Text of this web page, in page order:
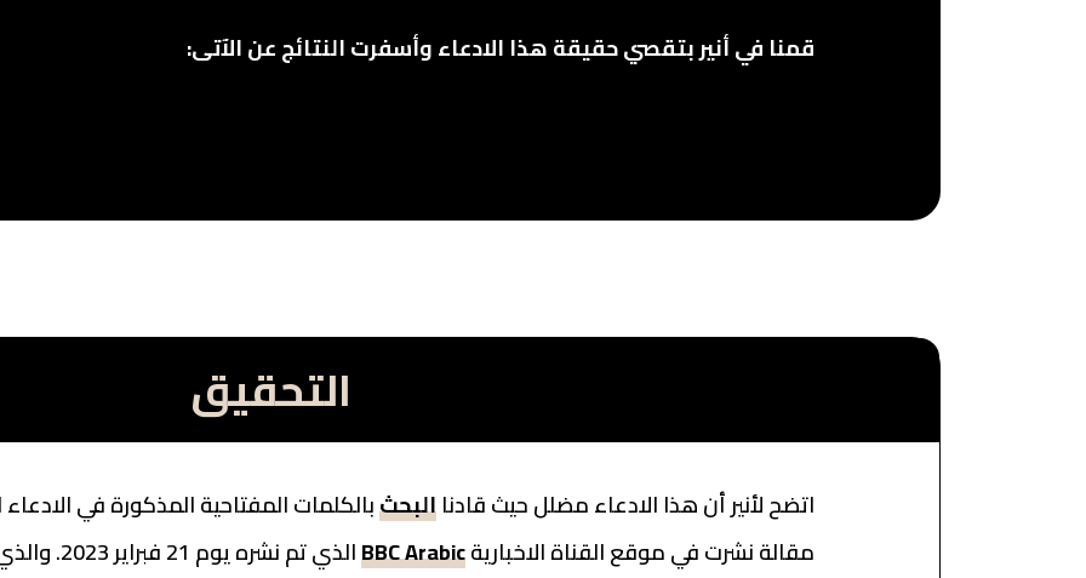
قمنا في أنير بتقصي حقيقة هذا الادعاء وأسفرت النتائج عن الآتى:
التحقيق
اتضح لأنير أن هذا الادعاء مضلل حيث قادناالبحثبالكلمات المفتاحية المذكورة في
مقالة نشرت في موقع القناة الاخباريةBBC Arabicالذي تم نشره يوم 21 فبراير 2023. والذي تم من خلاله مشاركة